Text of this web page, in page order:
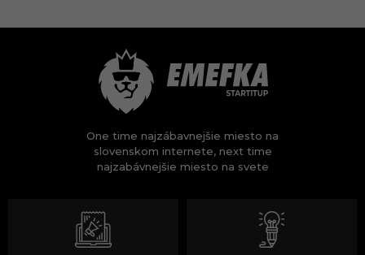
One time najzábavnejšie miesto na
slovenskom internete, next time
najzabávnejšie miesto na svete